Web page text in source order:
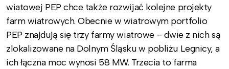
wiatowej PEP chce także rozwijać kolejne projekty
farm wiatrowych. Obecnie w wiatrowym portfolio
PEP znajdują się trzy farmy wiatrowe – dwie z nich są
zlokalizowane na Dolnym Śląsku w pobliżu Legnicy, a
ich łączna moc wynosi 58 MW. Trzecia to farma